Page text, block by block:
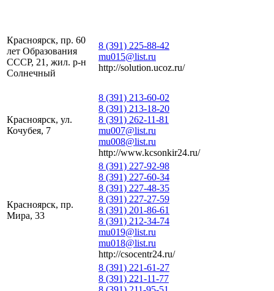
Красноярск, пр. 60
лет Образования
СССР, 21, жил. р-н
Солнечный
8 (391) 225-88-42
mu015@list.ru
http://solution.ucoz.ru/
Красноярск, ул.
Кочубея, 7
8 (391) 213-60-02
8 (391) 213-18-20
8 (391) 262-11-81
mu007@list.ru
mu008@list.ru
http://www.kcsonkir24.ru/
Красноярск, пр.
Мира, 33
8 (391) 227-92-98
8 (391) 227-60-34
8 (391) 227-48-35
8 (391) 227-27-59
8 (391) 201-86-61
8 (391) 212-34-74
mu019@list.ru
mu018@list.ru
http://csocentr24.ru/
8 (391) 221-61-27
8 (391) 221-11-77